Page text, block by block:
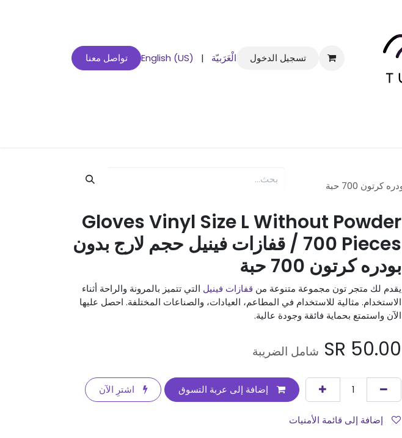
تسجيل الدخول الْعَرَبيّة |
English (US) تواصل معنا
Gloves Vinyl Size L Without Powder
700 Pieces / قفازات فينيل حجم لارج بدون
بودره كرتون 700 حبة
يقدم لك متجر تون مجموعة متنوعة من قفازات فينيل التي تتميز بالمرونة والراحة أثناء
الاستخدام. مثالية للاستخدام في المطاعم، العيادات، والصناعات المختلفة. احصل عليها
الآن واستمتع بحماية فائقة وجودة عالية.
50.00 شامل الضريبة
إضافة إلى عربة التسوق اشترِ الآن